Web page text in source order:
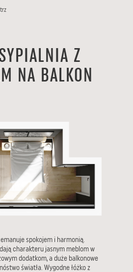
Z
NA BALKON
spokojem i harmonią.
charakteru jasnym meblom w
dodatkom, a duże balkonowe
światła. Wygodne łóżko z